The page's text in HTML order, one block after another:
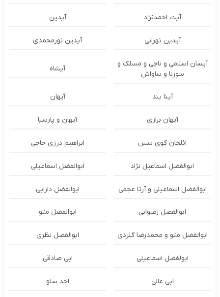
آیت احمدنژاد آیدین
آیدین تهرانی آیدین نورمحمدی
آیسان اسلامی و ناجی و مسلک و
سورنا و ساواش
آیشاه
آینا بند آیهان
آیهان بزازی آیهان و پارسیا
ائلخان گوی سس ابراهیم درزی حاجی
ابوالفضل اسماعیل نژاد ابوالفضل اسماعیلی
ابوالفضل اسماعیلی و آرتا عجمی ابوالفضل دارابی
ابوالفضل رضوانی ابوالفضل متو
ابوالفضل متو و محمدرضا گلردی ابوالفضل نظری
ابولفضل اسماعیلی ابی صادقی
ابی عالی احد سلو